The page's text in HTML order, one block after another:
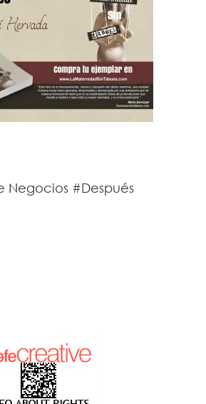
Negocios #Después